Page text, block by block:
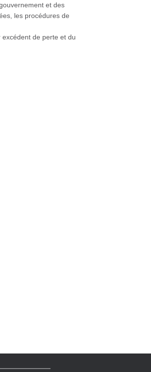
et des
les procédures de
de perte et du